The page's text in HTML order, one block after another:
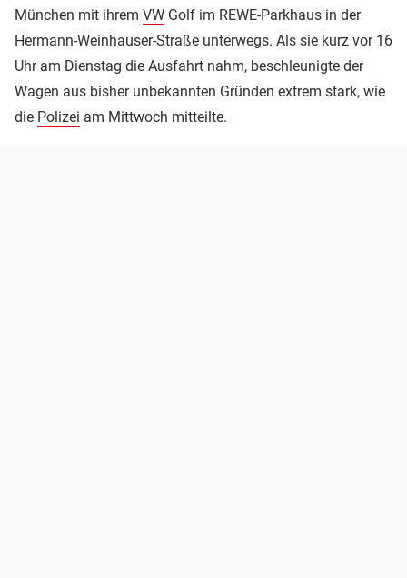
München mit ihrem VW Golf im REWE-Parkhaus in der
Hermann-Weinhauser-Straße unterwegs. Als sie kurz vor 16
Uhr am Dienstag die Ausfahrt nahm, beschleunigte der
Wagen aus bisher unbekannten Gründen extrem stark, wie
die Polizei am Mittwoch mitteilte.